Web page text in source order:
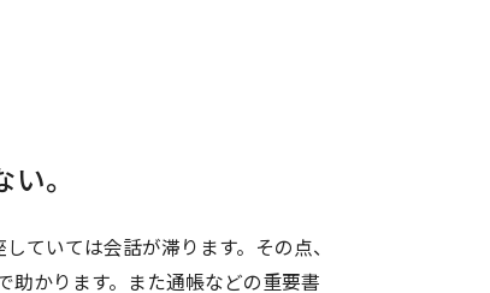
。
ていては会話が滞ります。その点、
助かります。また通帳などの重要書